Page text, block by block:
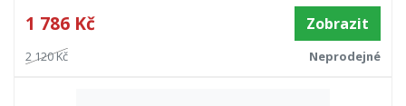
1 786 Kč Zobrazit
2 120 Kč Neprodejné